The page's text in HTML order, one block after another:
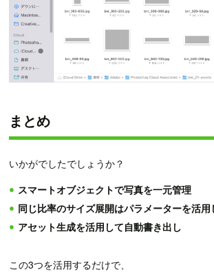
まとめ
いかがでしたでしょうか？
スマートオブジェクトで写真を一元管理
同じ比率のサイズ展開はパラメーターを活
アセット生成を活用して自動書き出し
この3つを活用するだけで、